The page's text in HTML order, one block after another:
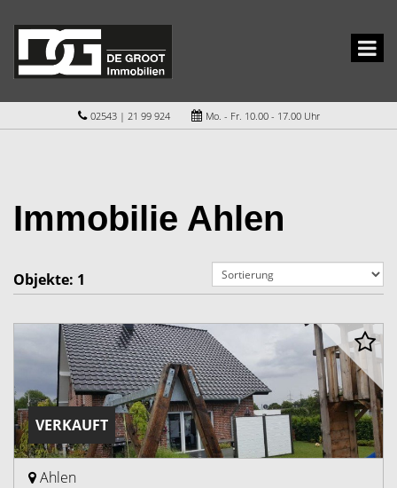
02543 | 21 99 924 Mo. - Fr. 10.00 - 17.00 Uhr
Immobilie Ahlen
Objekte: 1
VERKAUFT
Ahlen